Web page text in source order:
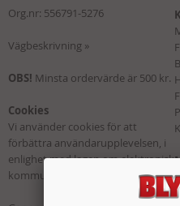
Org.nr: 556791-5276
Vägbeskrivning »
OBS! Minsta ordervärde är 500 kr.
Cookies
Vi använder cookies för att
förbättra användarupplevelsen, i
enlighet med lagen om elektronisk
kommunikation.